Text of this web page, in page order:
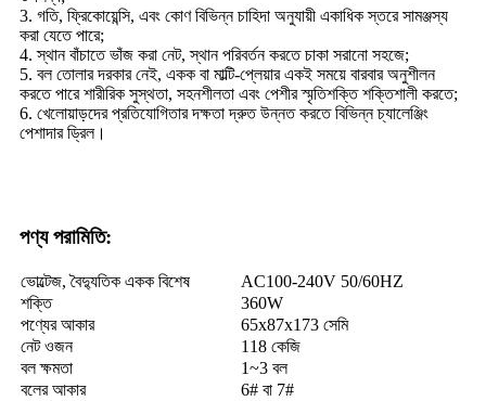
3. গতি, ফ্রিকোয়েন্সি, এবং কোণ বিভিন্ন চাহিদা অনুযায়ী একাধিক স্তরে সামঞ্জস্য
করা যেতে পারে;
4. স্থান বাঁচাতে ভাঁজ করা নেট, স্থান পরিবর্তন করতে চাকা সরানো সহজে;
5. বল তোলার দরকার নেই, একক বা মাল্টি-প্লেয়ার একই সময়ে বারবার অনুশীলন
করতে পারে শারীরিক সুস্থতা, সহনশীলতা এবং পেশীর স্মৃতিশক্তি শক্তিশালী করতে;
6. খেলোয়াড়দের প্রতিযোগিতার দক্ষতা দ্রুত উন্নত করতে বিভিন্ন চ্যালেঞ্জিং
পেশাদার ড্রিল।
পণ্য পরামিতি:
ভোল্টেজ, বৈদ্যুতিক একক বিশেষ
AC100-240V 50/60HZ
শক্তি
360W
পণ্যের আকার
65x87x173 সেমি
নেট ওজন
118 কেজি
বল ক্ষমতা
1~3 বল
বলের আকার
6# বা 7#